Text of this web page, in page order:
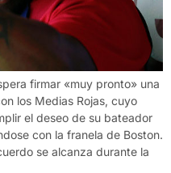
firmar «muy pronto» una
los Medias Rojas, cuyo
el deseo de su bateador
con la franela de Boston.
se alcanza durante la